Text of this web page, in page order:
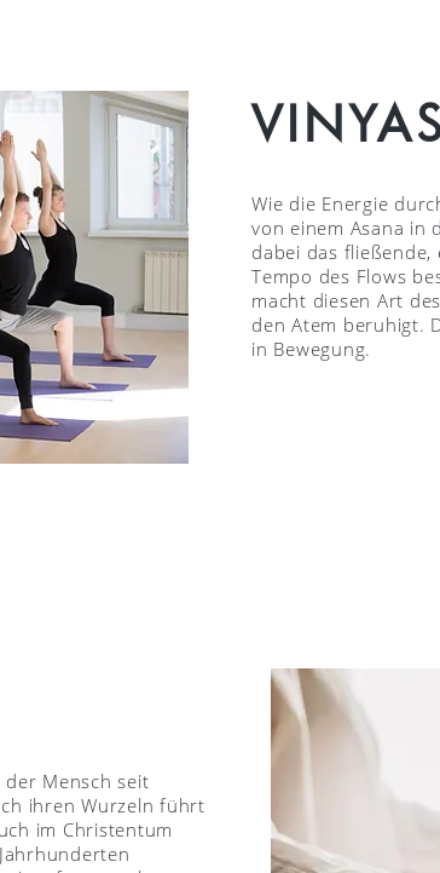
Wie die Energie
von einem Asana in
dabei das fließende,
Tempo des Flows
macht diesen Art
den Atem beruhigt.
in Bewegung.
Mensch seit
ihren Wurzeln führt
im Christentum